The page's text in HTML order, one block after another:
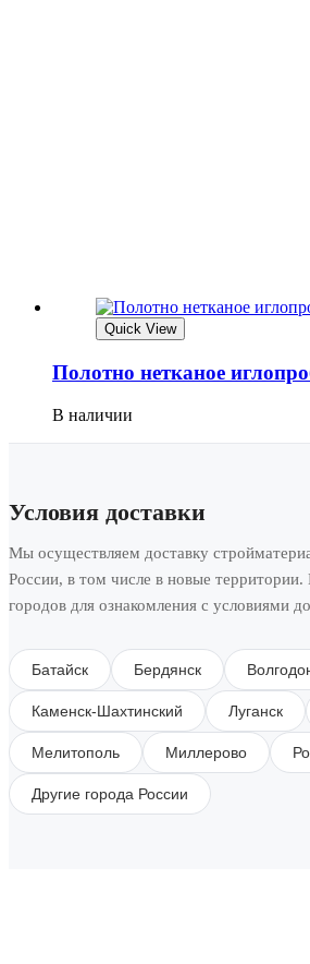
Quick View
Полотно нетканое
В наличии
Условия доставки
Мы осуществляем доставку
России, в том числе в новые
городов для ознакомления с условиями
Батайск Бердянск
Каменск-Шахтинский Луганск
Мелитополь Миллерово
Другие города России